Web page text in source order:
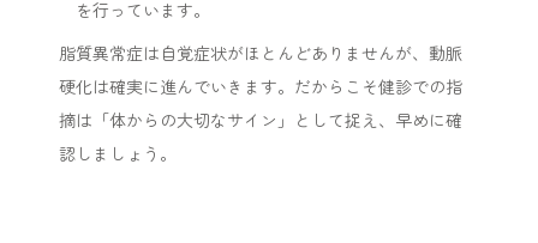
を行っています。
脂質異常症は自覚症状がほとんどありませんが、動脈
硬化は確実に進んでいきます。だからこそ健診での指
摘は「体からの大切なサイン」として捉え、早めに確
認しましょう。